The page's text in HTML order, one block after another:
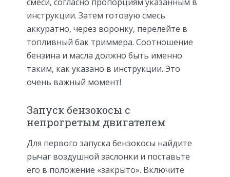
инструкции. Затем готовую смесь
аккуратно, через воронку, перелейте в
топливный бак триммера. Соотношение
бензина и масла должно быть именно
таким, как указано в инструкции. Это
очень важный момент!
Запуск бензокосы с
непрогретым двигателем
Для первого запуска бензокосы найдите
рычаг воздушной заслонки и поставьте
его в положение «закрыто». Включите